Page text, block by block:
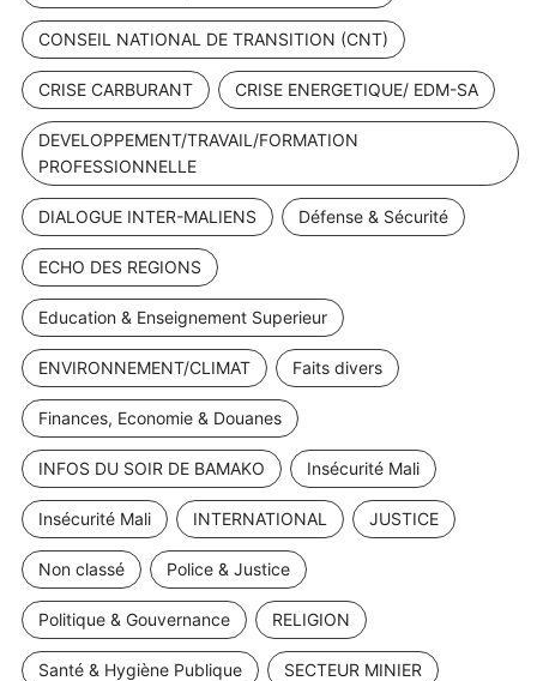
CONSEIL NATIONAL DE TRANSITION (CNT)
CRISE CARBURANT CRISE ENERGETIQUE/ EDM-SA
DEVELOPPEMENT/TRAVAIL/FORMATION
PROFESSIONNELLE
DIALOGUE INTER-MALIENS Défense & Sécurité
ECHO DES REGIONS
Education & Enseignement Superieur
ENVIRONNEMENT/CLIMAT Faits divers
Finances, Economie & Douanes
INFOS DU SOIR DE BAMAKO Insécurité Mali
Insécurité Mali INTERNATIONAL JUSTICE
Non classé Police & Justice
Politique & Gouvernance RELIGION
Santé & Hygiène Publique SECTEUR MINIER